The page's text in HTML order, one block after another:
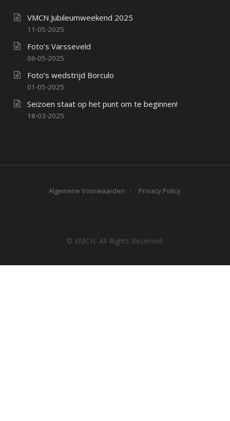
VMCN Jubileumweekend 2025
11-05-2025
Foto’s Varsseveld
06-05-2025
Foto’s wedstrijd Borculo
01-05-2025
Seizoen staat op het punt om te beginnen!
18-03-2025
Algemene Voorwaarden Privacy Policy
© VMCN. All Rights Reserved.